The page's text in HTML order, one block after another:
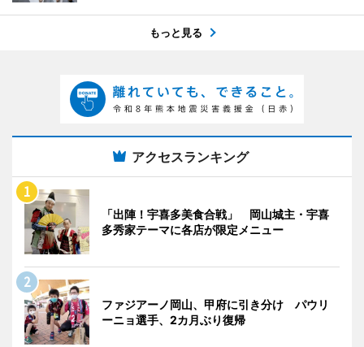
もっと見る
アクセスランキング
「出陣！宇喜多美食合戦」 岡山城主・宇喜
多秀家テーマに各店が限定メニュー
ファジアーノ岡山、甲府に引き分け パウリ
ーニョ選手、2カ月ぶり復帰